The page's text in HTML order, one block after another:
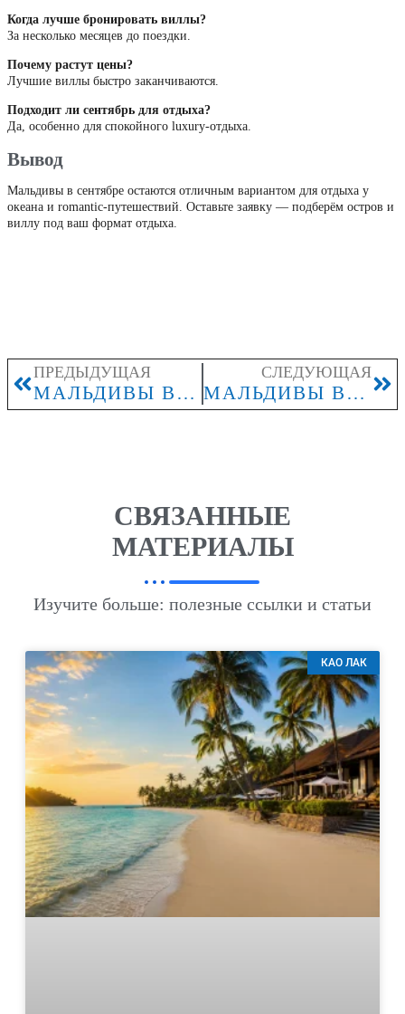
Когда лучше бронировать виллы?
За несколько месяцев до поездки.
Почему растут цены?
Лучшие виллы быстро заканчиваются.
Подходит ли сентябрь для отдыха?
Да, особенно для спокойного luxury-отдыха.
Вывод
Мальдивы в сентябре остаются отличным вариантом для отдыха у
океана и romantic-путешествий. Оставьте заявку — подберём остров и
виллу под ваш формат отдыха.
ПРЕДЫДУЩАЯ
МАЛЬДИВЫ В АВГУСТЕ 2026: КОМУ ПОДОЙДЁТ ОТДЫХ ВНЕ ПИКОВОГО СЕЗОНА
СЛЕДУЮЩАЯ
МАЛЬДИВЫ В НОЯБРЕ 2026: КОГДА НАЧИНАЕТСЯ РОСТ СПРОСА И ЦЕН
СВЯЗАННЫЕ
МАТЕРИАЛЫ
Изучите больше: полезные ссылки и статьи
КАО ЛАК